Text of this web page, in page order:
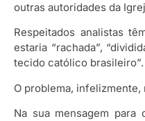
outras autoridades da
Respeitados analistas
estaria “rachada”,
tecido católico brasileiro”.
O problema, infelizmente,
Na sua mensagem para